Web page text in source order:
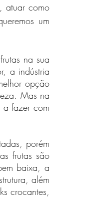
atuar como
um
na sua
a indústria
opção
Mas na
a fazer com
porém
frutas são
baixa, a
além
crocantes,